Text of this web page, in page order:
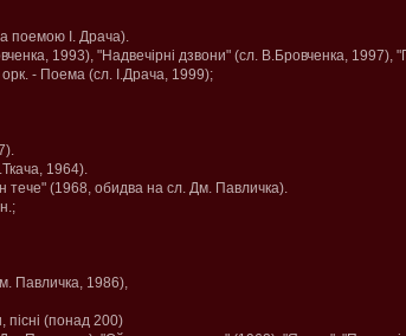
поемою І. Драча).
1993), "Надвечірні дзвони" (сл. В.Бровченка, 1997),
- Поема (сл. І.Драча, 1999);
1964).
тече" (1968, обидва на сл. Дм. Павличка).
Павличка, 1986),
пісні (понад 200)